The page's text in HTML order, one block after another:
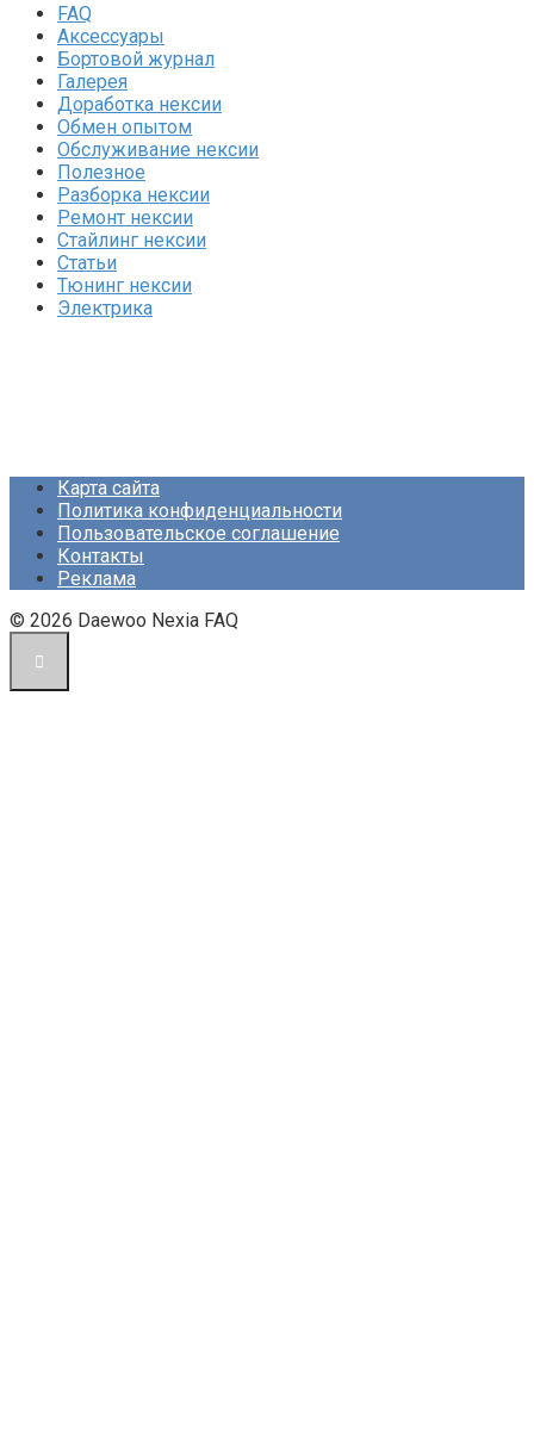
FAQ
Аксессуары
Бортовой журнал
Галерея
Доработка нексии
Обмен опытом
Обслуживание нексии
Полезное
Разборка нексии
Ремонт нексии
Стайлинг нексии
Статьи
Тюнинг нексии
Электрика
Карта сайта
Политика конфиденциальности
Пользовательское соглашение
Контакты
Реклама
© 2026 Daewoo Nexia FAQ